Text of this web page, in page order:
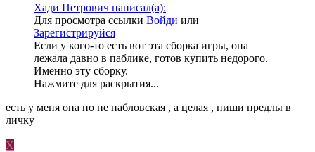
Хади Петрович написал(а):
Для просмотра ссылки Войди или
Зарегистрируйся
Если у кого-то есть вот эта сборка игры, она
лежала давно в паблике, готов купить недорого.
Именно эту сборку.
Нажмите для раскрытия...
есть у меня она но не пабловская , а целая , пиши предлы в
личку
Х